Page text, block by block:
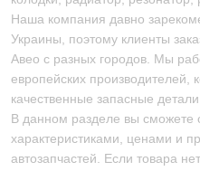
Наша компания давно
Украины, поэтому клиенты
Авео с разных городов. Мы
европейских производителей,
качественные запасные
В данном разделе вы сможете
характеристиками, ценами и
автозапчастей. Если товара